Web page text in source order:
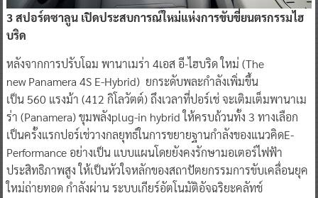
3สปอร์ตซาลูน เปิดประสบการณ์ใหม่แห่งการขับขี่ยนตรกรรมไฮ
บริด
หลังจากการปรับโฉม พานาเมร่า 4เอส อี-ไฮบริด ใหม่ (The
new Panamera 4S E-Hybrid) ยกระดับพละกำลังเพิ่มขึ้น
เป็น 560 แรงม้า (412 กิโลวัตต์) ถึงเวลาที่ปอร์เช่ จะเติมเต็มพานาเม
ร่า (Panamera) ขุมพลังplug-in hybrid ให้ครบถ้วนทั้ง 3 ทางเลือก
เป็นครั้งแรกปอร์เช่วางกลยุทธ์ในการขยายฐานกำลังของแนวคิดE-
Performance อย่างเป็น แบบแผนโดยยังคงรักษามอเตอร์ไฟฟ้า
ประสิทธิภาพสูง ให้เป็นหัวใจหลักของสถาปัตยกรรมการขับเคลื่อนยุค
ใหม่ถ่ายทอด กำลังผ่าน ระบบเกียร์อัตโนมัติอัจฉริยะคลัทช์